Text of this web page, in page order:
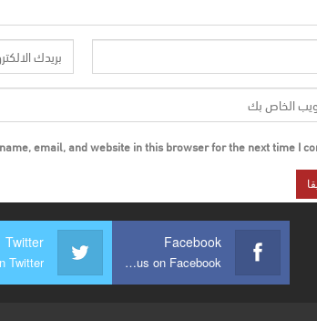
email, and website in this browser for the next time I
Facebook
Join us on Facebook
Twitter
Twitter